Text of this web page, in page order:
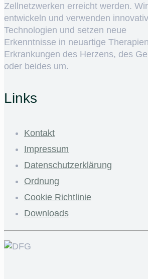
Zellnetzwerken erreicht werden. Wir
entwickeln und verwenden
Technologien und setzen neue
Erkenntnisse in neuartige
Erkrankungen des Herzens, des
oder beides um.
Links
Kontakt
Impressum
Datenschutzerklärung
Ordnung
Cookie Richtlinie
Downloads